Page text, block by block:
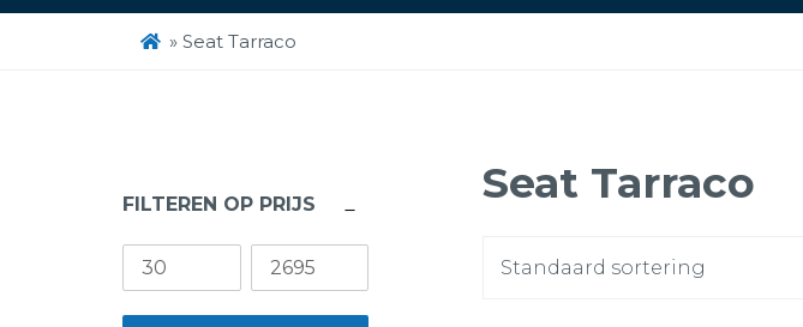
» Seat Tarraco
Seat Tarraco
FILTEREN OP PRIJS